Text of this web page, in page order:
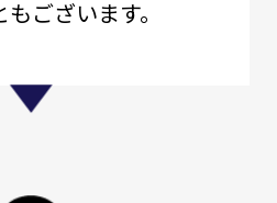
ございます。